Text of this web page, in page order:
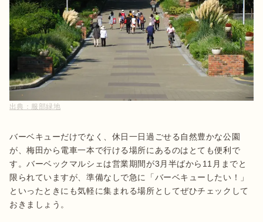
出典： 服部緑地
バーベキューだけでなく、休日一日過ごせる自然豊かな公園
が、梅田から電車一本で行ける場所にあるのはとても便利で
す。バーベックマルシェは営業期間が3月半ばから11月までと
限られていますが、準備なしで急に「バーベキューしたい！」
といったときにも気軽に集まれる場所としてぜひチェックして
おきましょう。